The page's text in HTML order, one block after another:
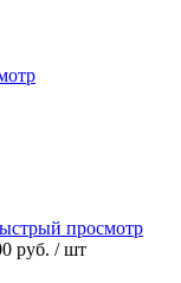
просмотр
руб. / шт